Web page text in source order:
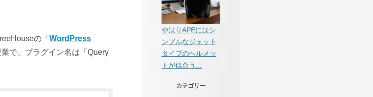
の「 WordPress
業で、プラグイン名は「Query
やはりAPEにはシ
ンプルなジェット
タイプのヘルメッ
トが似合う...
カテゴリー